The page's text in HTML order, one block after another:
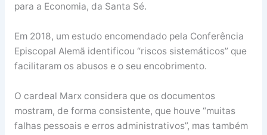
para a Economia, da Santa Sé.
Em 2018, um estudo encomendado pela Conferência
Episcopal Alemã identificou “riscos sistemáticos” que
facilitaram os abusos e o seu encobrimento.
O cardeal Marx considera que os documentos
mostram, de forma consistente, que houve “muitas
falhas pessoais e erros administrativos”, mas também